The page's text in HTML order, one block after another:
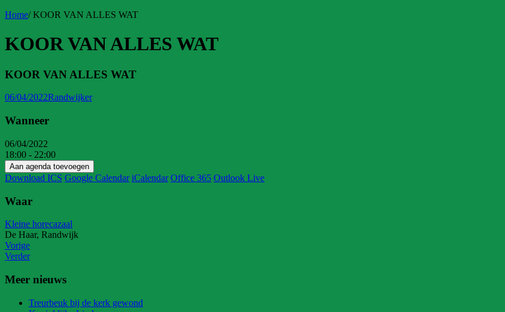
Home/KOOR VAN ALLES WAT
KOOR VAN ALLES WAT
KOOR VAN ALLES WAT
06/04/2022Randwijker
Wanneer
06/04/2022
18:00 - 22:00
Aan agenda toevoegen
Download ICS Google Calendar iCalendar Office 365 Outlook Live
Waar
Kleine horecazaal
De Haar, Randwijk
Vorige
Verder
Meer nieuws
Treurbeuk bij de kerk gewond